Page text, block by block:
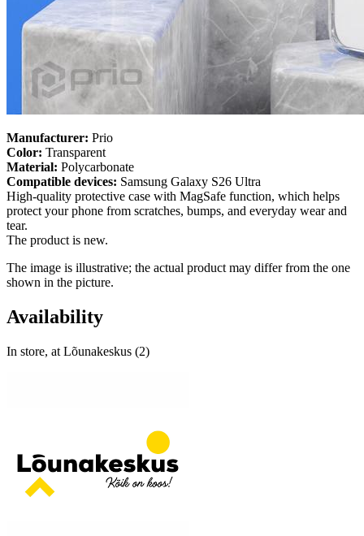
Manufacturer: Prio
Color: Transparent
Material: Polycarbonate
Compatible devices: Samsung Galaxy S26 Ultra
High-quality protective case with MagSafe function, which helps
protect your phone from scratches, bumps, and everyday wear and
tear.
The product is new.
The image is illustrative; the actual product may differ from the one
shown in the picture.
Availability
In store, at Lõunakeskus (2)